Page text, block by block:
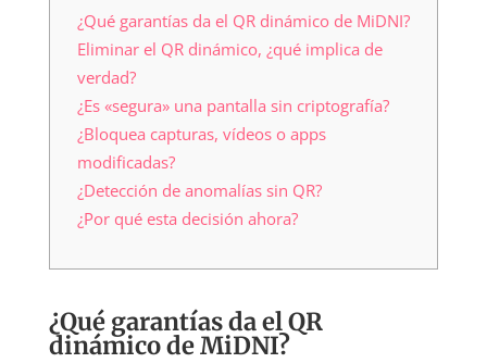
¿Qué garantías da el QR dinámico de MiDNI?
Eliminar el QR dinámico, ¿qué implica de
verdad?
¿Es «segura» una pantalla sin criptografía?
¿Bloquea capturas, vídeos o apps
modificadas?
¿Detección de anomalías sin QR?
¿Por qué esta decisión ahora?
¿Qué garantías da el QR
dinámico de MiDNI?